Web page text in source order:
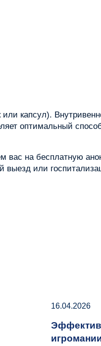
капсул).
оптимальный
вас на бесплатную
выезд или
16.04.2026